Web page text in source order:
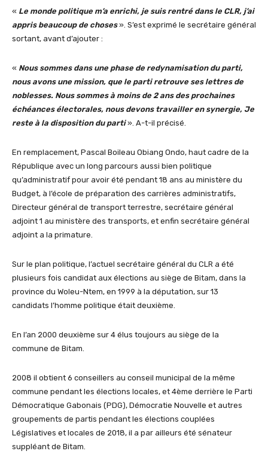
« Le monde politique m’a enrichi, je suis rentré dans le CLR, j’ai
appris beaucoup de choses». S’est exprimé le secrétaire général
sortant, avant d’ajouter :
« Nous sommes dans une phase de redynamisation du parti,
nous avons une mission, que le parti retrouve ses lettres de
noblesses. Nous sommes à moins de 2 ans des prochaines
échéances électorales, nous devons travailler en synergie, Je
reste à la disposition du parti». A-t-il précisé.
En remplacement, Pascal Boileau Obiang Ondo, haut cadre de la
République avec un long parcours aussi bien politique
qu’administratif pour avoir été pendant 18 ans au ministère du
Budget, à l’école de préparation des carrières administratifs,
Directeur général de transport terrestre, secrétaire général
adjoint 1 au ministère des transports, et enfin secrétaire général
adjoint a la primature.
Sur le plan politique, l’actuel secrétaire général du CLR a été
plusieurs fois candidat aux élections au siège de Bitam, dans la
province du Woleu-Ntem, en 1999 à la députation, sur 13
candidats l’homme politique était deuxième.
En l’an 2000 deuxième sur 4 élus toujours au siège de la
commune de Bitam.
2008 il obtient 6 conseillers au conseil municipal de la même
commune pendant les élections locales, et 4ème derrière le Parti
Démocratique Gabonais (PDG), Démocratie Nouvelle et autres
groupements de partis pendant les élections couplées
Législatives et locales de 2018, il a par ailleurs été sénateur
suppléant de Bitam.